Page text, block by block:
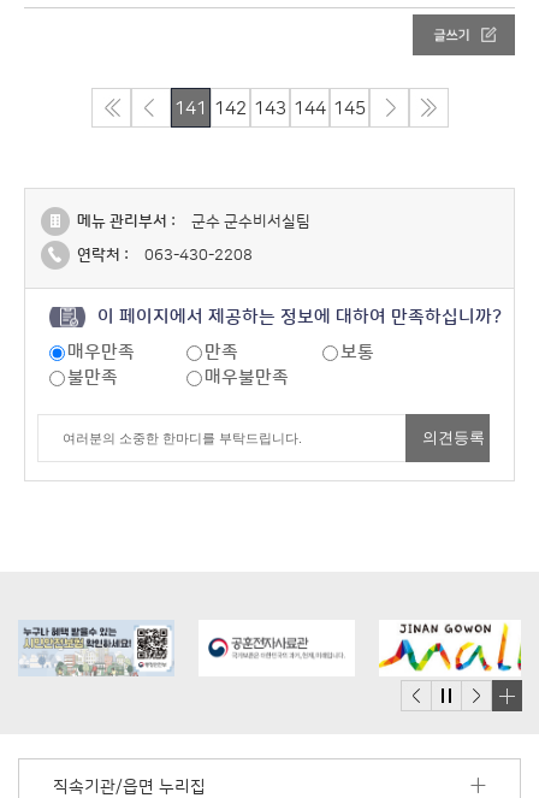
141 142 143 144 145
메뉴 관리부서 :
군수 군수비서실팀
연락처 :
063-430-2208
이 페이지에서 제공하는 정보에 대하여 만족하십니까?
매우만족
만족
보통
불만족
매우불만족
직속기관/읍면 누리집